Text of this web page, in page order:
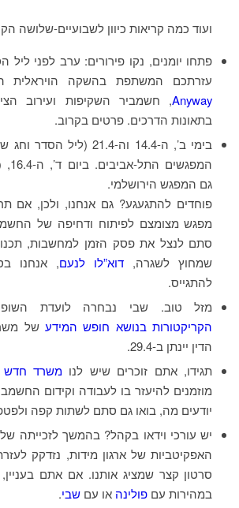
ועוד כמה קריאות כיוון לשבועיים-שלושה
פתחו יומנים, נקו פירורים: ערב לפני
עזרתכם המשתפת בהשקה הויראלית
Anyway, חשמביר השקיפות ועירוב
בתאונות הדרכים. פרטים בקרוב.
בימי ב’, ה-14.4 וה-21.4 (ליל
גם המפגש הירושלמי.
פוחדים להתגעגע? גם אנחנו, ולכן, אם
מפגש מצומצם לפיתוח ודחיפה של
סתם לנצל את פסק הזמן למחשבות,
שמחוץ לשגרה, דוא”לו לנעם, אנחנו
להתגייס.
מזל טוב. שבי נבחרה לועדת
הקריקטורות בנושא חופש המידע של
הדין יינתן ב-29.4.
תגידו, אתם זוכרים שיש לנו משרד חדש
מוזמנים להיעזר בו לעבודה וקידום
יודעים מה, בואו גם סתם לשתות קפה
יש עורכי וידאו בקהל? בהמשך לזכייתה
האפקיטביות של ארגון מידות, נזדקק
סרטון קצר שמציג אותנו. אם אתם
במהירות עם פולינה או עם שבי.